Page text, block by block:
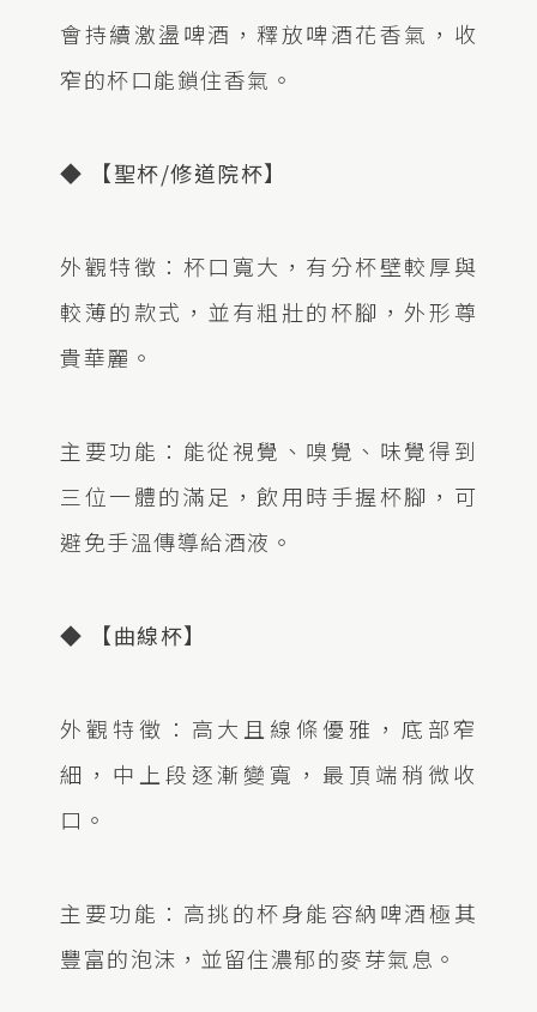
會持續激盪啤酒，釋放啤酒花香氣，收
窄的杯口能鎖住香氣。
◆ 【聖杯/修道院杯】
外觀特徵：杯口寬大，有分杯壁較厚與
較薄的款式，並有粗壯的杯腳，外形尊
貴華麗。
主要功能：能從視覺、嗅覺、味覺得到
三位一體的滿足，飲用時手握杯腳，可
避免手溫傳導給酒液。
◆ 【曲線杯】
外觀特徵：高大且線條優雅，底部窄
細，中上段逐漸變寬，最頂端稍微收
口。
主要功能：高挑的杯身能容納啤酒極其
豐富的泡沫，並留住濃郁的麥芽氣息。